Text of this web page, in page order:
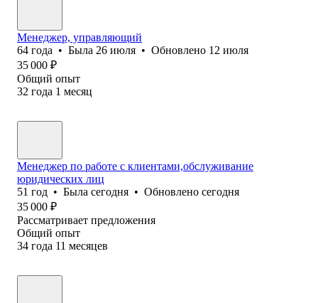
Менеджер, управляющий
64 года • Была 26 июля • Обновлено 12 июля
35 000 ₽
Общий опыт
32 года 1 месяц
Менеджер по работе с клиентами,обслуживание
юридических лиц
51 год • Была сегодня • Обновлено сегодня
35 000 ₽
Рассматривает предложения
Общий опыт
34 года 11 месяцев